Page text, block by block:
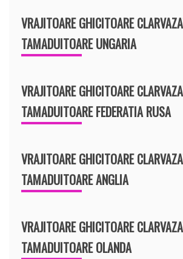
VRAJITOARE GHICITOARE
TAMADUITOARE UNGARIA
VRAJITOARE GHICITOARE
TAMADUITOARE FEDERATIA RUSA
VRAJITOARE GHICITOARE
TAMADUITOARE ANGLIA
VRAJITOARE GHICITOARE
TAMADUITOARE OLANDA